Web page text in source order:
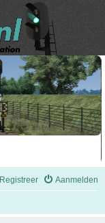
Aanmelden
Registreer